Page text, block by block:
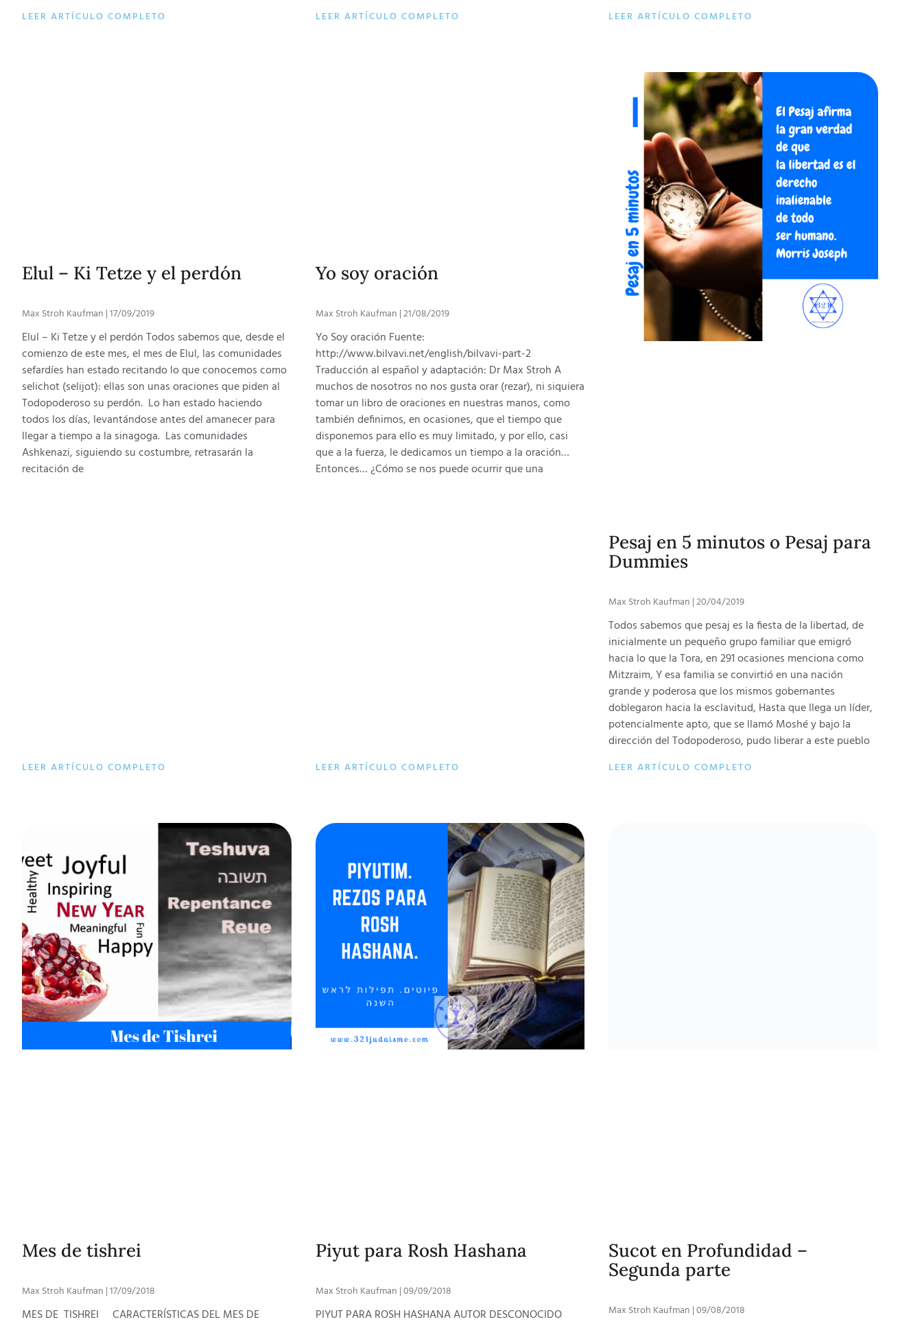
LEER ARTÍCULO COMPLETO LEER ARTÍCULO COMPLETO LEER ARTÍCULO COMPLETO
Elul – Ki Tetze y el perdón
Max Stroh Kaufman 17/09/2019
Elul – Ki Tetze y el perdón Todos sabemos que, desde el
comienzo de este mes, el mes de Elul, las comunidades
sefardíes han estado recitando lo que conocemos como
selichot (selijot): ellas son unas oraciones que piden al
Todopoderoso su perdón. Lo han estado haciendo
todos los días, levantándose antes del amanecer para
llegar a tiempo a la sinagoga. Las comunidades
Ashkenazi, siguiendo su costumbre, retrasarán la
recitación de
LEER ARTÍCULO COMPLETO
Yo soy oración
Max Stroh Kaufman 21/08/2019
Yo Soy oración Fuente:
http://www.bilvavi.net/english/bilvavi-part-2
Traducción al español y adaptación: Dr Max Stroh A
muchos de nosotros no nos gusta orar (rezar), ni siquiera
tomar un libro de oraciones en nuestras manos, como
también definimos, en ocasiones, que el tiempo que
disponemos para ello es muy limitado, y por ello, casi
que a la fuerza, le dedicamos un tiempo a la oración…
Entonces… ¿Cómo se nos puede ocurrir que una
LEER ARTÍCULO COMPLETO
Pesaj en 5 minutos o Pesaj para
Dummies
Max Stroh Kaufman 20/04/2019
Todos sabemos que pesaj es la fiesta de la libertad, de
inicialmente un pequeño grupo familiar que emigró
hacia lo que la Tora, en 291 ocasiones menciona como
Mitzraim, Y esa familia se convirtió en una nación
grande y poderosa que los mismos gobernantes
doblegaron hacia la esclavitud, Hasta que llega un líder,
potencialmente apto, que se llamó Moshé y bajo la
dirección del Todopoderoso, pudo liberar a este pueblo
LEER ARTÍCULO COMPLETO
Mes de tishrei
Max Stroh Kaufman 17/09/2018
MES DE TISHREI CARACTERÍSTICAS DEL MES DE
Piyut para Rosh Hashana
Max Stroh Kaufman 09/09/2018
PIYUT PARA ROSH HASHANA AUTOR DESCONOCIDO
para